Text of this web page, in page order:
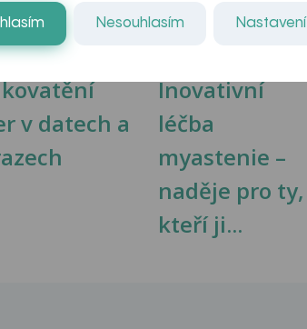
v datech a
Inovativní
léčba
myastenie –
naděje pro ty,
kteří ji...
Nesouhlasím Nastavení